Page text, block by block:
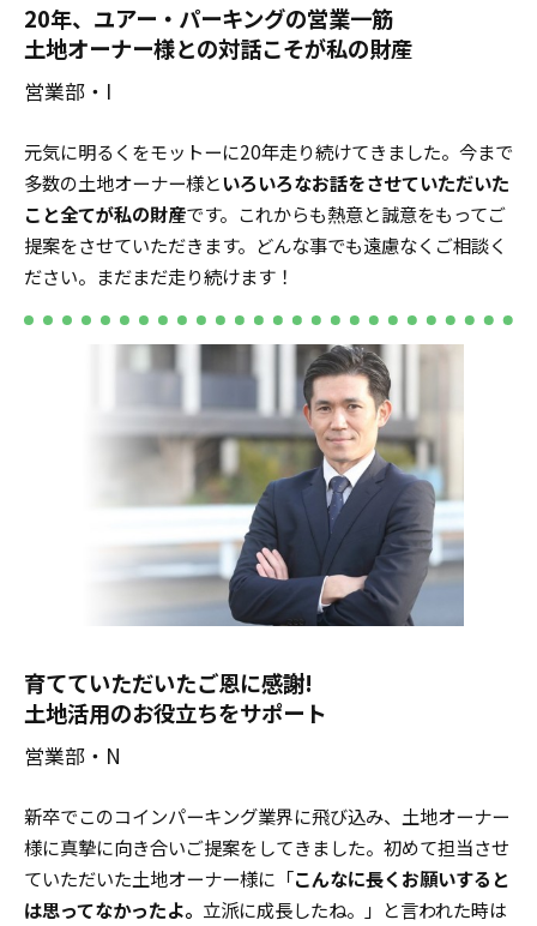
20年、ユアー・パーキングの営業一筋
土地オーナー様との対話こそが私の財産
営業部・I
元気に明るくをモットーに20年走り続けてきました。今まで
多数の土地オーナー様といろいろなお話をさせていただいた
こと全てが私の財産です。これからも熱意と誠意をもってご
提案をさせていただきます。どんな事でも遠慮なくご相談く
ださい。まだまだ走り続けます！
育てていただいたご恩に感謝!
土地活用のお役立ちをサポート
営業部・N
新卒でこのコインパーキング業界に飛び込み、土地オーナー
様に真摯に向き合いご提案をしてきました。初めて担当させ
ていただいた土地オーナー様に「こんなに長くお願いすると
は思ってなかったよ。 立派に成長したね。」と言われた時は